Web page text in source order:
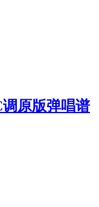
原版弹唱谱